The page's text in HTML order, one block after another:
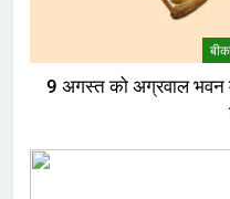
9 अगस्त को अग्रवाल भवन